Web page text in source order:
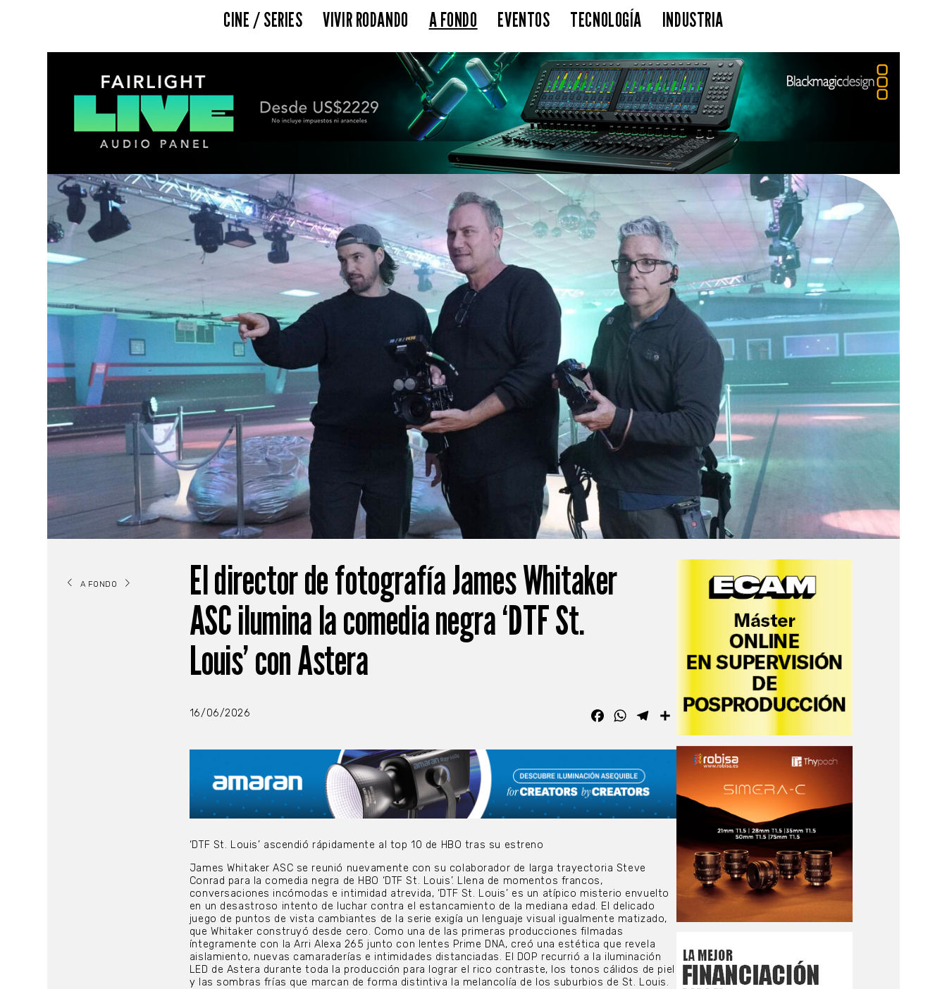
CINE / SERIES VIVIR RODANDO A FONDO EVENTOS TECNOLOGÍA INDUSTRIA
A FONDO
El director de fotografía James Whitaker
ASC ilumina la comedia negra ‘DTF St.
Louis’ con Astera
16/06/2026 FacebookWhatsAppTelegramCompartir
‘DTF St. Louis’ ascendió rápidamente al top 10 de HBO tras su estreno
James Whitaker ASC se reunió nuevamente con su colaborador de larga trayectoria Steve
Conrad para la comedia negra de HBO ‘DTF St. Louis’. Llena de momentos francos,
conversaciones incómodas e intimidad atrevida, ‘DTF St. Louis’ es un atípico misterio envuelto
en un desastroso intento de luchar contra el estancamiento de la mediana edad. El delicado
juego de puntos de vista cambiantes de la serie exigía un lenguaje visual igualmente matizado,
que Whitaker construyó desde cero. Como una de las primeras producciones filmadas
íntegramente con la Arri Alexa 265 junto con lentes Prime DNA, creó una estética que revela
aislamiento, nuevas camaraderías e intimidades distanciadas. El DOP recurrió a la iluminación
LED de Astera durante toda la producción para lograr el rico contraste, los tonos cálidos de piel
y las sombras frías que marcan de forma distintiva la melancolía de los suburbios de St. Louis.